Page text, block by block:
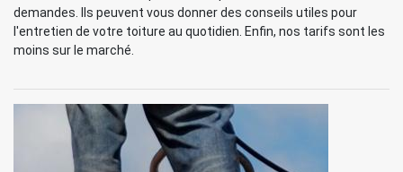
demandes. Ils peuvent vous donner des conseils utiles pour
l'entretien de votre toiture au quotidien. Enfin, nos tarifs sont les
moins sur le marché.